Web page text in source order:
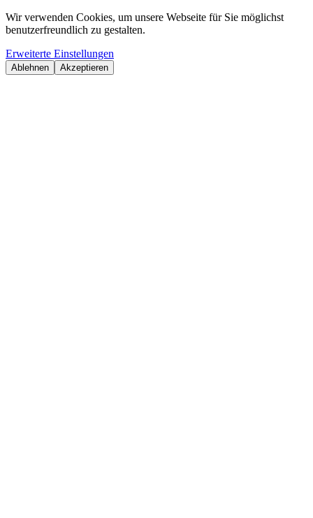
Wir verwenden Cookies, um unsere Webseite für Sie möglichst
benutzerfreundlich zu gestalten.
Erweiterte Einstellungen
Ablehnen Akzeptieren